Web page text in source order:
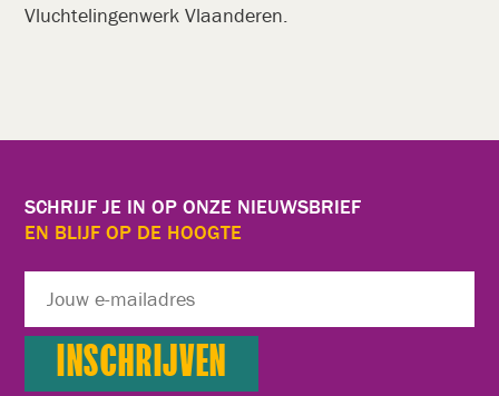
Vluchtelingenwerk Vlaanderen.
SCHRIJF JE IN OP ONZE NIEUWSBRIEF
EN BLIJF OP DE HOOGTE